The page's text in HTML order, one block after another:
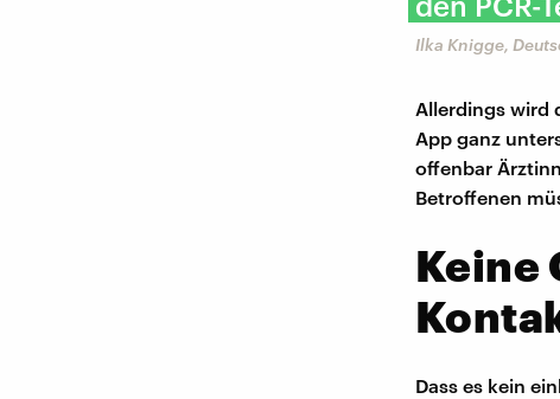
Ilka Knigge,
Allerdings wird
App ganz
offenbar
Betroffenen
Keine
Dass es kein